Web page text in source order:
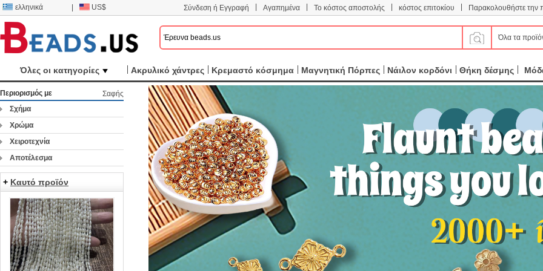
ελληνικά US$ Σύνδεση ή Εγγραφή Αγαπημένα Το κόστος αποστολής κόστος επιτοκίου Παρακολουθήστε την
Όλα τα
Όλες οι κατηγορίες Ακρυλικό χάντρες Κρεμαστό κόσμημα Μαγνητική Πόρπες Νάιλον κορδόνι Θήκη δέσμης
Περιορισμός με
Σαφής
Σχήμα
Χρώμα
Χειροτεχνία
Αποτέλεσμα
+ Καυτό προϊόν